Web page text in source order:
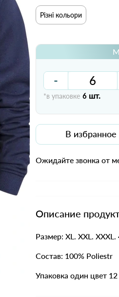
Різні кольори
-
*в упаковке 6 шт.
В избранное
Ожидайте звонка от
Описание
Размер: XL. XXL. XXXL.
Состав: 100% Poliestr
Упаковка один цвет